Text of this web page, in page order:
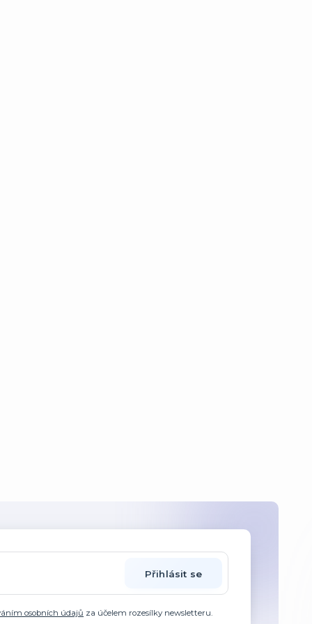
Přihlásit se
osobních údajů za účelem rozesílky newsletteru.